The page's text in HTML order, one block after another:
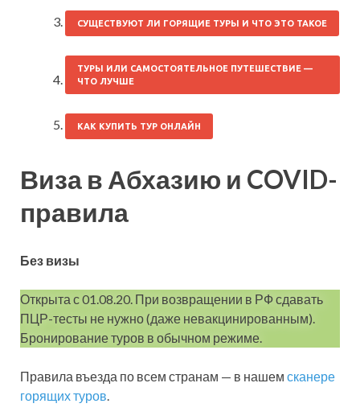
СУЩЕСТВУЮТ ЛИ ГОРЯЩИЕ ТУРЫ И ЧТО ЭТО ТАКОЕ
ТУРЫ ИЛИ САМОСТОЯТЕЛЬНОЕ ПУТЕШЕСТВИЕ —
ЧТО ЛУЧШЕ
КАК КУПИТЬ ТУР ОНЛАЙН
Виза в Абхазию и COVID-
правила
Без визы
Открыта с 01.08.20. При возвращении в РФ сдавать
ПЦР-тесты не нужно (даже невакцинированным).
Бронирование туров в обычном режиме.
Правила въезда по всем странам — в нашем сканере
горящих туров.